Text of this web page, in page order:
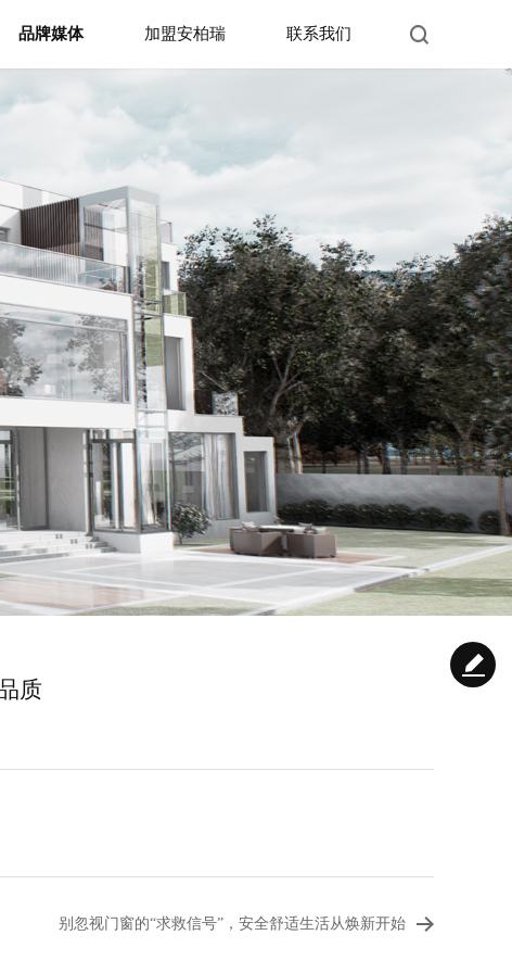
品牌媒体 加盟安柏瑞 联系我们
质
别忽视门窗的“求救信号”，安全舒适生活从焕新开始